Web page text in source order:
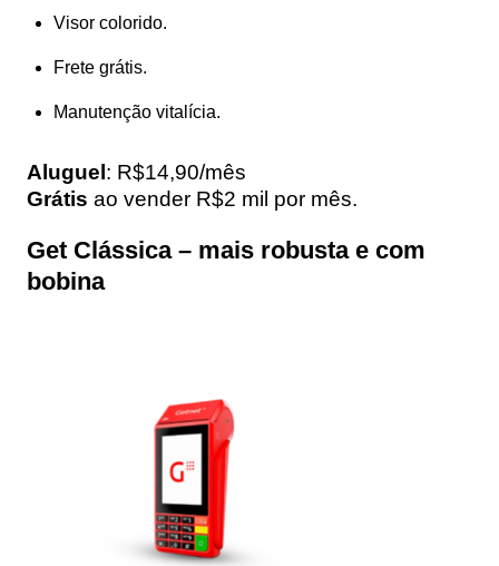
Visor colorido.
Frete grátis.
Manutenção vitalícia.
Aluguel: R$14,90/mês
Grátis ao vender R$2 mil por mês.
Get Clássica – mais robusta e com
bobina